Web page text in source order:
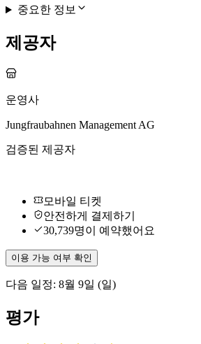
중요한 정보
제공자
운영사
Jungfraubahnen Management AG
검증된 제공자
모바일 티켓
안전하게 결제하기
30,739명이 예약했어요
이용 가능 여부 확인
다음 일정: 8월 9일 (일)
평가